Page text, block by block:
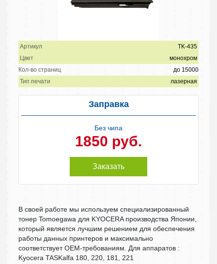
Артикул
TK-435
Цвет
монохром
Кол-во страниц
до 15000
Тип печати
лазерная
Заправка
Без чипа
1850 руб.
Заказать
В своей работе мы используем специализированный
тонер Tomoegawa для KYOCERA производства Японии,
который является лучшим решением для обеспечения
работы данных принтеров и максимально
соответствует OEM-требованиям. Для аппаратов :
Kyocera TASKalfa 180, 220, 181, 221